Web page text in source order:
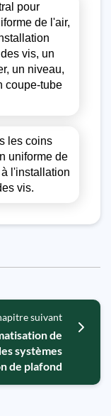
pour
de l'air,
vis, un
un niveau,
coupe-tube
les coins
uniforme de
l'installation
vis.
suivant
de
systèmes
de plafond